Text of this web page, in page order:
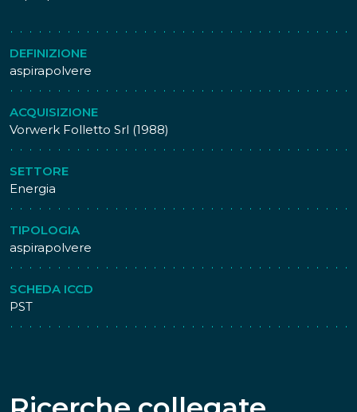
DEFINIZIONE
aspirapolvere
ACQUISIZIONE
Vorwerk Folletto Srl (1988)
SETTORE
Energia
TIPOLOGIA
aspirapolvere
SCHEDA ICCD
PST